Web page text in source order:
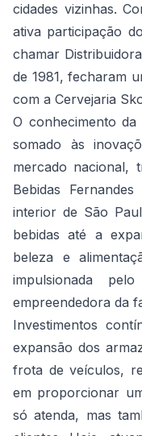
cidades vizinhas.
ativa participação
chamar
de 1981, fecharam
com a Cervejaria
O conhecimento da
somado às
mercado nacional,
Bebidas
interior de São
bebidas até a
beleza e
impulsionada
empreendedora da
Investimentos
expansão dos
frota de veículos,
em proporcionar
só atenda, mas